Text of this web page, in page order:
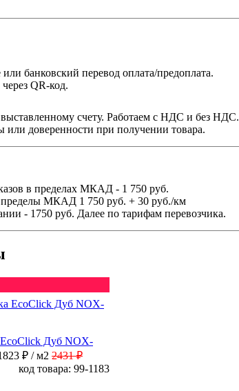
банковский перевод оплата/предоплата.
QR-код.
выставленному счету. Работаем с НДС и без НДС.
доверенности при получении товара.
в пределах МКАД - 1 750 руб.
пределы МКАД 1 750 руб. + 30 руб./км
- 1750 руб. Далее по тарифам перевозчика.
Дуб NOX-
₽ / м2 2431 ₽
код товара: 99-1183